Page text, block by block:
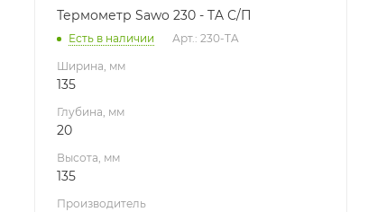
Термометр Sawo 230 - TA С/П
Есть в наличии Арт.: 230-TA
Ширина, мм
135
Глубина, мм
20
Высота, мм
135
Производитель